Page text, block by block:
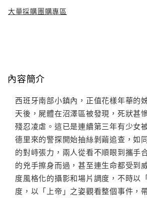
大量採購團購專區
內容簡介
西班牙南部小鎮內，正值花樣年華的
天後，屍體在沼澤區被發現，死狀甚
殘忍凌虐。這已是連續第三年有少女
德里來的警探開始抽絲剝繭追查，如
的對峙張力，兩人從看不順眼到攜手
的兇手擦身而過，甚至連生命都受到
度風格化的攝影和場片調度，不時以
度，以「上帝」之姿觀看整個事件，